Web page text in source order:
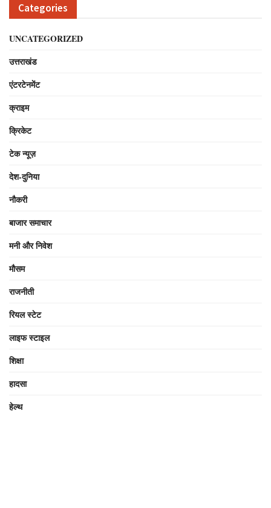
Categories
UNCATEGORIZED
उत्तराखंड
एंटरटेनमेंट
क्राइम
क्रिकेट
टेक न्यूज़
देश-दुनिया
नौकरी
बाजार समाचार
मनी और निवेश
मौसम
राजनीती
रियल स्टेट
लाइफ स्टाइल
शिक्षा
हादसा
हेल्थ